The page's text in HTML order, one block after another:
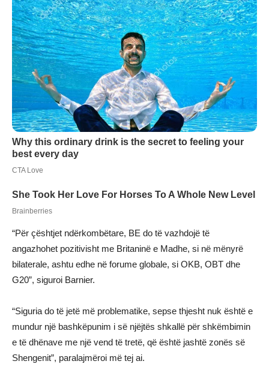
“Për çështjet ndërkombëtare, BE do të vazhdojë të
angazhohet pozitivisht me Britaninë e Madhe, si në mënyrë
bilaterale, ashtu edhe në forume globale, si OKB, OBT dhe
G20”, siguroi Barnier.
“Siguria do të jetë më problematike, sepse thjesht nuk është e
mundur një bashkëpunim i së njëjtës shkallë për shkëmbimin
e të dhënave me një vend të tretë, që është jashtë zonës së
Shengenit”, paralajmëroi më tej ai.